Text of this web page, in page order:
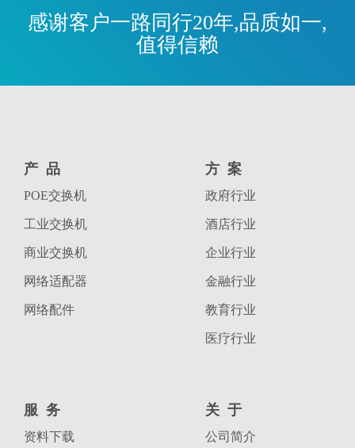
感谢客户一路同行20年,品质如一,
值得信赖
产品
POE交换机
工业交换机
商业交换机
网络适配器
网络配件
方案
政府行业
酒店行业
企业行业
金融行业
教育行业
医疗行业
服务
资料下载
关于
公司简介